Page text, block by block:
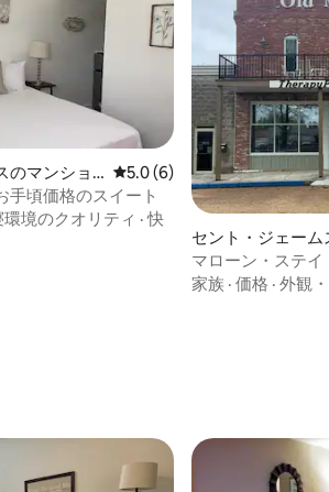
の平均評価
のマンショ
レビュー6件、5つ星中5.0つ
5.0 (6)
手頃価格のスイート
境のクオリティ ·快
セント・ジェーム
ョン・アパート
マローン・ステ
ド・マーカンタイ
家族 · 価格 · 外観